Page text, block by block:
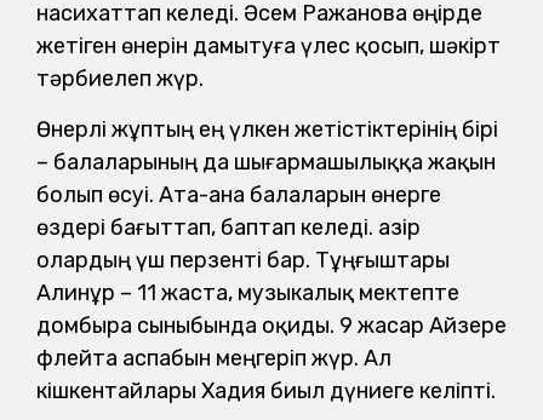
насихаттап келеді. Әсем Ражанова өңірде
жетіген өнерін дамытуға үлес қосып, шәкірт
тәрбиелеп жүр.
Өнерлі жұптың ең үлкен жетістіктерінің бірі
– балаларының да шығармашылыққа жақын
болып өсуі. Ата-ана балаларын өнерге
өздері бағыттап, баптап келеді. Қазір
олардың үш перзенті бар. Тұңғыштары
Алинұр – 11 жаста, музыкалық мектепте
домбыра сыныбында оқиды. 9 жасар Айзере
флейта аспабын меңгеріп жүр. Ал
кішкентайлары Хадия биыл дүниеге келіпті.